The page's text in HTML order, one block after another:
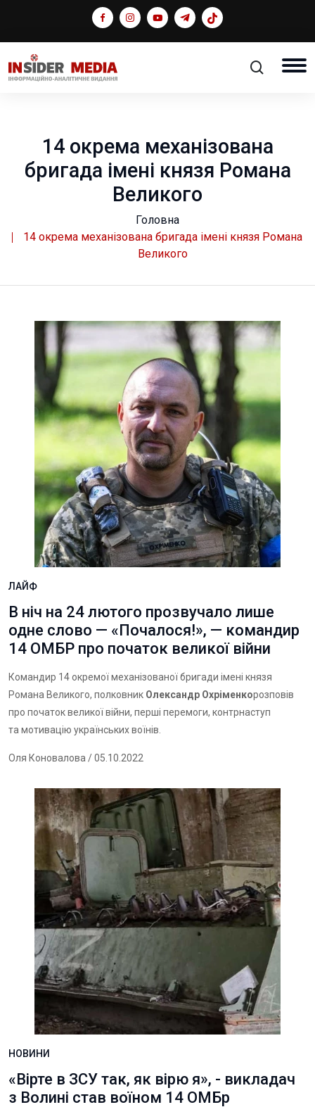
14 окрема механізована
бригада імені князя Романа
Великого
Головна
14 окрема механізована бригада імені князя Романа
Великого
ЛАЙФ
В ніч на 24 лютого прозвучало лише
одне слово — «Почалося!», — командир
14 ОМБР про початок великої війни
Командир 14 окремої механізованої бригади імені князя
Романа Великого, полковник Олександр Охріменкорозповів
про початок великої війни, перші перемоги, контрнаступ
та мотивацію українських воїнів.
Оля Коновалова / 05.10.2022
НОВИНИ
«Вірте в ЗСУ так, як вірю я», - викладач
з Волині став воїном 14 ОМБр